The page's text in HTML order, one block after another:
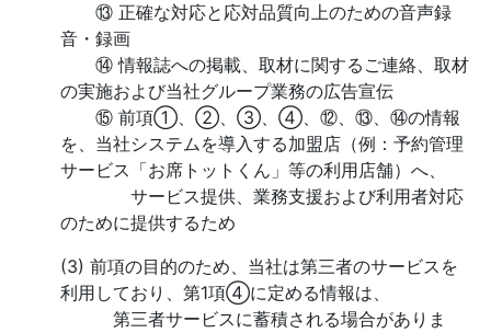
⑬ 正確な対応と応対品質向上のための音声録
音・録画
⑭ 情報誌への掲載、取材に関するご連絡、取材
の実施および当社グループ業務の広告宣伝
⑮ 前項①、②、③、④、⑫、⑬、⑭の情報
を、当社システムを導入する加盟店（例：予約管理
サービス「お席トットくん」等の利用店舗）へ、
サービス提供、業務支援および利用者対応
のために提供するため
(3) 前項の目的のため、当社は第三者のサービスを
利用しており、第1項④に定める情報は、
第三者サービスに蓄積される場合がありま